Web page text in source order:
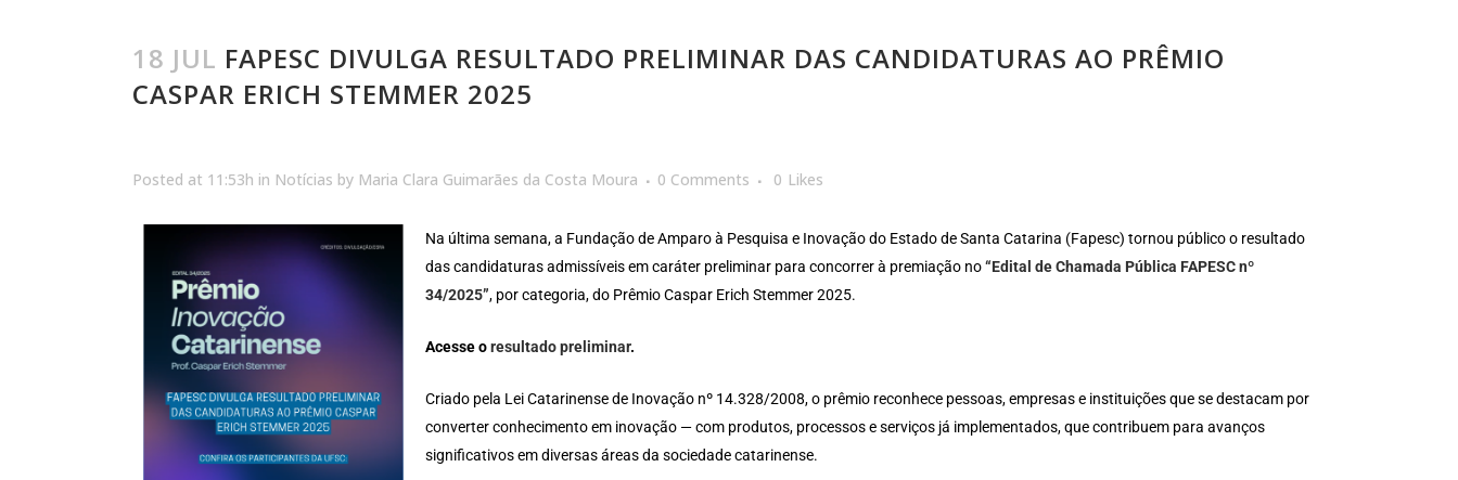
18 JUL FAPESC DIVULGA RESULTADO PRELIMINAR DAS CANDIDATURAS AO PRÊMIO
CASPAR ERICH STEMMER 2025
Posted at 11:53h in Notícias by Maria Clara Guimarães da Costa Moura 0 Comments 0 Likes
Na última semana, a Fundação de Amparo à Pesquisa e Inovação do Estado de Santa Catarina (Fapesc) tornou público o resultado
das candidaturas admissíveis em caráter preliminar para concorrer à premiação no“Edital de Chamada Pública FAPESC nº
34/2025”, por categoria, do Prêmio Caspar Erich Stemmer 2025.
Acesse oresultado preliminar.
Criado pela Lei Catarinense de Inovação nº 14.328/2008, o prêmio reconhece pessoas, empresas e instituições que se destacam por
converter conhecimento em inovação — com produtos, processos e serviços já implementados, que contribuem para avanços
significativos em diversas áreas da sociedade catarinense.